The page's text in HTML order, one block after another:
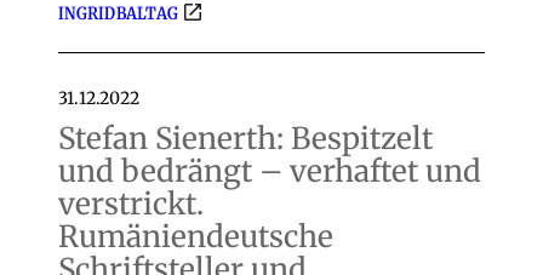
INGRID BALTAG
31.12.2022
Stefan Sienerth: Bespitzelt
und bedrängt – verhaftet und
verstrickt.
Rumäniendeutsche